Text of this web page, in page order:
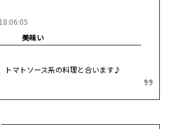
美味い
トマトソース系の料理と合います♪